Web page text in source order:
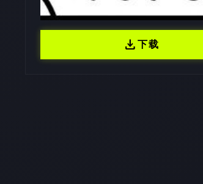
download下载